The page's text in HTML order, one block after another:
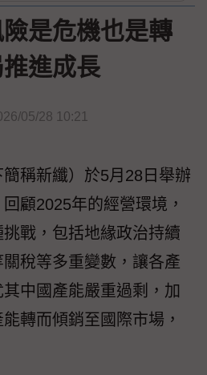
是危機也是轉
進成長
05/28 10:21
稱新纖）於5月28日舉辦
顧2025年的經營環境，
戰，包括地緣政治持續
稅等多重變數，讓各產
中國產能嚴重過剩，加
轉而傾銷至國際市場，